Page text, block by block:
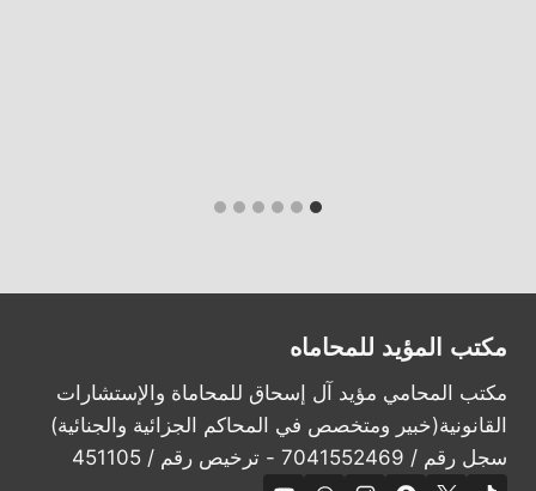
مكتب المؤيد للمحاماه
مكتب المحامي مؤيد آل إسحاق للمحاماة والإستشارات
القانونية(خبير ومتخصص في المحاكم الجزائية والجنائية)
سجل رقم / 7041552469 - ترخيص رقم / 451105